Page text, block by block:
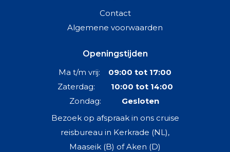
Contact
Algemene voorwaarden
Openingstijden
Ma t/m vrij: 09:00 tot 17:00
Zaterdag: 10:00 tot 14:00
Zondag: Gesloten
Bezoek op afspraak in ons cruise
reisbureau in Kerkrade (NL),
Maaseik (B) of Aken (D)